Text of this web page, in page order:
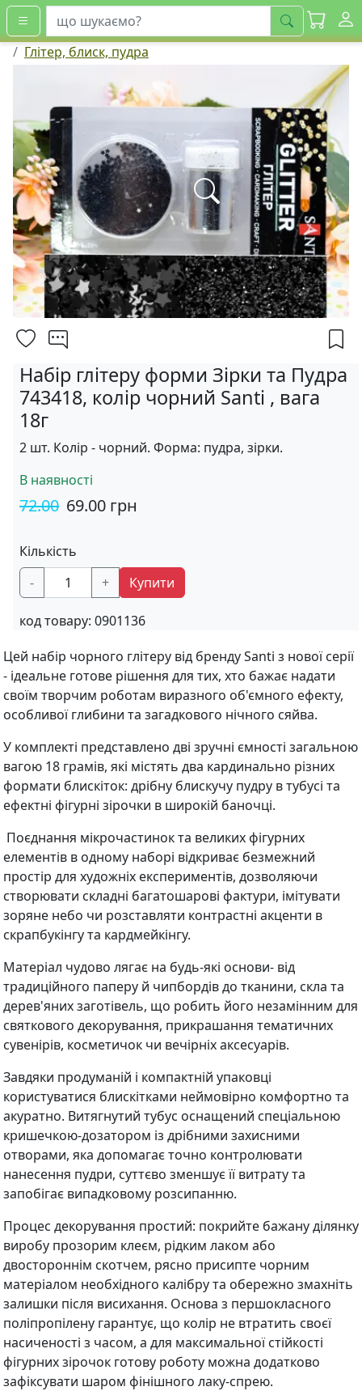
шукати
Глітер, блиск, пудра
Набір глітеру форми Зірки та Пудра
743418, колір чорний Santi , вага
18г
2 шт. Колір - чорний. Форма: пудра, зірки.
В наявності
72.00 69.00 грн
Кількість
-
+ Купити
код товару: 0901136
Цей набір чорного глітеру від бренду Santi з нової серії
- ідеальне готове рішення для тих, хто бажає надати
своїм творчим роботам виразного об'ємного ефекту,
особливої глибини та загадкового нічного сяйва.
У комплекті представлено дві зручні ємності загальною
вагою 18 грамів, які містять два кардинально різних
формати блискіток: дрібну блискучу пудру в тубусі та
ефектні фігурні зірочки в широкій баночці.
Поєднання мікрочастинок та великих фігурних
елементів в одному наборі відкриває безмежний
простір для художніх експериментів, дозволяючи
створювати складні багатошарові фактури, імітувати
зоряне небо чи розставляти контрастні акценти в
скрапбукінгу та кардмейкінгу.
Матеріал чудово лягає на будь-які основи- від
традиційного паперу й чипбордів до тканини, скла та
дерев'яних заготівель, що робить його незамінним для
святкового декорування, прикрашання тематичних
сувенірів, косметичок чи вечірніх аксесуарів.
Завдяки продуманій і компактній упаковці
користуватися блискітками неймовірно комфортно та
акуратно. Витягнутий тубус оснащений спеціальною
кришечкою-дозатором із дрібними захисними
отворами, яка допомагає точно контролювати
нанесення пудри, суттєво зменшує її витрату та
запобігає випадковому розсипанню.
Процес декорування простий: покрийте бажану ділянку
виробу прозорим клеєм, рідким лаком або
двостороннім скотчем, рясно присипте чорним
матеріалом необхідного калібру та обережно змахніть
залишки після висихання. Основа з першокласного
поліпропілену гарантує, що колір не втратить своєї
насиченості з часом, а для максимальної стійкості
фігурних зірочок готову роботу можна додатково
зафіксувати шаром фінішного лаку-спрею.